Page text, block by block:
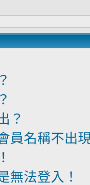
？
員名稱不出
無法登入！